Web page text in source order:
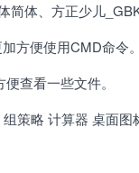
简体、方正少儿
方便使用CMD命令。
查看一些文件。
策略 计算器 桌面图